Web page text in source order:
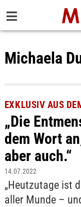
Michaela
EXKLUSIV AUS
„Die
dem Wort
aber auch.“
14.07.2022
„Heutzutage ist
aller Munde –